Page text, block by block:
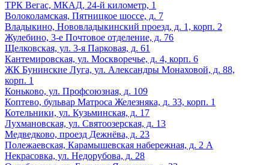
ТРК Вегас, МКАД, 24-й километр, 1
Волоколамская, Пятницкое шоссе, д. 7
Владыкино, Нововладыкинский проезд, д. 1, корп. 2
Жулебино, 3-е Почтовое отделение, д. 76
Щелковская, ул. 3-я Парковая, д. 61
Кантемировская, ул. Москворечье, д. 4, корп. 6
ЖК Бунинские Луга, ул. Александры Монаховой, д. 88,
корп. 1
Коньково, ул. Профсоюзная, д. 109
Коптево, бульвар Матроса Железняка, д. 33, корп. 1
Котельники, ул. Кузьминская, д. 17
Лухмановская, ул. Святоозерская, д. 13
Медведково, проезд Дежнёва, д. 23
Полежаевская, Карамышевская набережная, д. 2 А
Некрасовка, ул. Недорубова, д. 28